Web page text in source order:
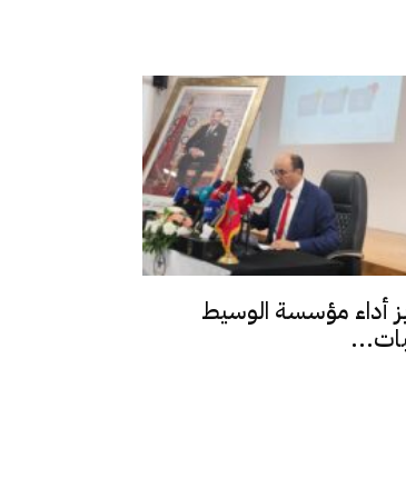
أداء مؤسسة الوسيط